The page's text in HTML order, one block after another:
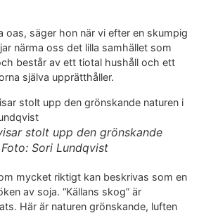
oas, säger hon när vi efter en skumpig
närma oss det lilla samhället som
består av ett tiotal hushåll och ett
själva upprätthåller.
stolt upp den grönskande
Sori Lundqvist
mycket riktigt kan beskrivas som en
av soja. “Källans skog” är
Här är naturen grönskande, luften